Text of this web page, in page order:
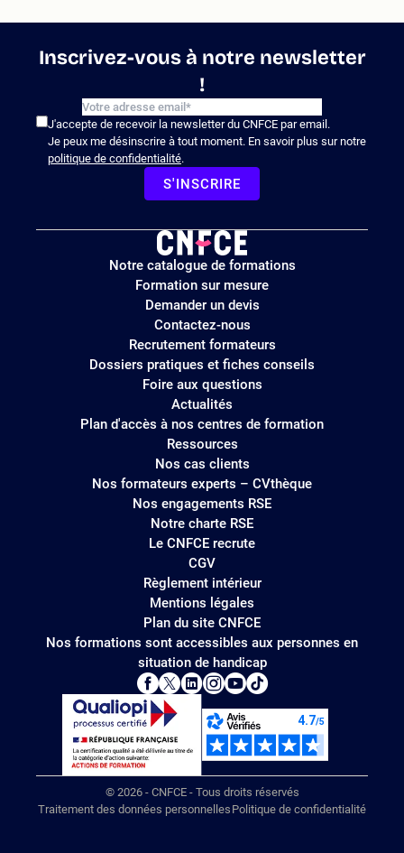
Inscrivez-vous à notre newsletter
!
J'accepte de recevoir la newsletter du CNFCE par email.
Je peux me désinscrire à tout moment. En savoir plus sur notre
politique de confidentialité.
S'INSCRIRE
Logo
site
Notre catalogue de formations
Formation sur mesure
Demander un devis
Contactez-nous
Recrutement formateurs
Dossiers pratiques et fiches conseils
Foire aux questions
Actualités
Plan d'accès à nos centres de formation
Ressources
Nos cas clients
Nos formateurs experts – CVthèque
Nos engagements RSE
Notre charte RSE
Le CNFCE recrute
CGV
Règlement intérieur
Mentions légales
Plan du site CNFCE
Nos formations sont accessibles aux personnes en
situation de handicap
© 2026 - CNFCE - Tous droits réservés
Traitement des données personnelles Politique de confidentialité